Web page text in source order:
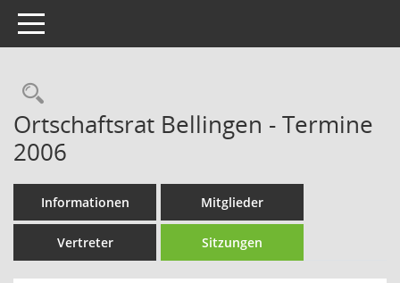
Toggle navigation
Rechercheauswahl
Ortschaftsrat Bellingen - Termine
2006
Informationen Mitglieder
Vertreter Sitzungen